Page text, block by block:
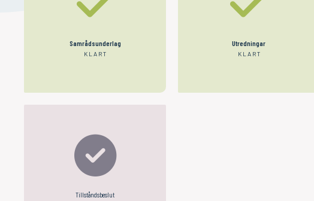
Samrådsunderlag
KLART
Utredningar
KLART
Tillståndsbeslut